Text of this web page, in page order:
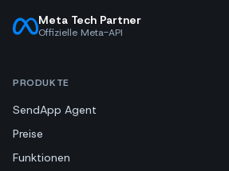
Meta Tech Partner
Offizielle Meta-API
PRODUKTE
SendApp Agent
Preise
Funktionen